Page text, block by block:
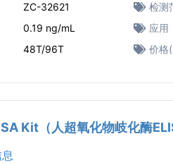
ZC-32621 检测
0.19 ng/mL 应用
48T/96T 价格
Kit（人超氧化物岐化酶